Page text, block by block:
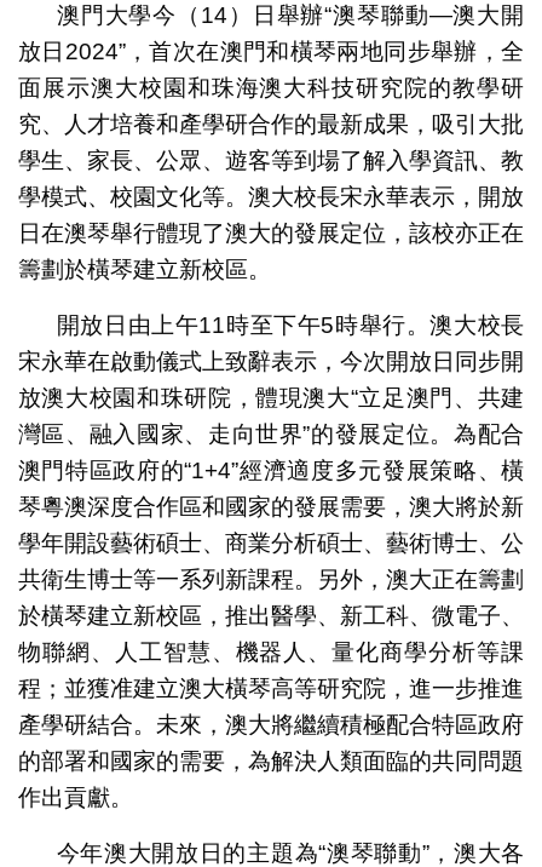
澳門大學今（14）日舉辦“澳琴聯動—澳大開
放日2024”，首次在澳門和橫琴兩地同步舉辦，全
面展示澳大校園和珠海澳大科技研究院的教學研
究、人才培養和產學研合作的最新成果，吸引大批
學生、家長、公眾、遊客等到場了解入學資訊、教
學模式、校園文化等。澳大校長宋永華表示，開放
日在澳琴舉行體現了澳大的發展定位，該校亦正在
籌劃於橫琴建立新校區。
開放日由上午11時至下午5時舉行。澳大校長
宋永華在啟動儀式上致辭表示，今次開放日同步開
放澳大校園和珠研院，體現澳大“立足澳門、共建
灣區、融入國家、走向世界”的發展定位。為配合
澳門特區政府的“1+4”經濟適度多元發展策略、橫
琴粵澳深度合作區和國家的發展需要，澳大將於新
學年開設藝術碩士、商業分析碩士、藝術博士、公
共衛生博士等一系列新課程。另外，澳大正在籌劃
於橫琴建立新校區，推出醫學、新工科、微電子、
物聯網、人工智慧、機器人、量化商學分析等課
程；並獲准建立澳大橫琴高等研究院，進一步推進
產學研結合。未來，澳大將繼續積極配合特區政府
的部署和國家的需要，為解決人類面臨的共同問題
作出貢獻。
今年澳大開放日的主題為“澳琴聯動”，澳大各